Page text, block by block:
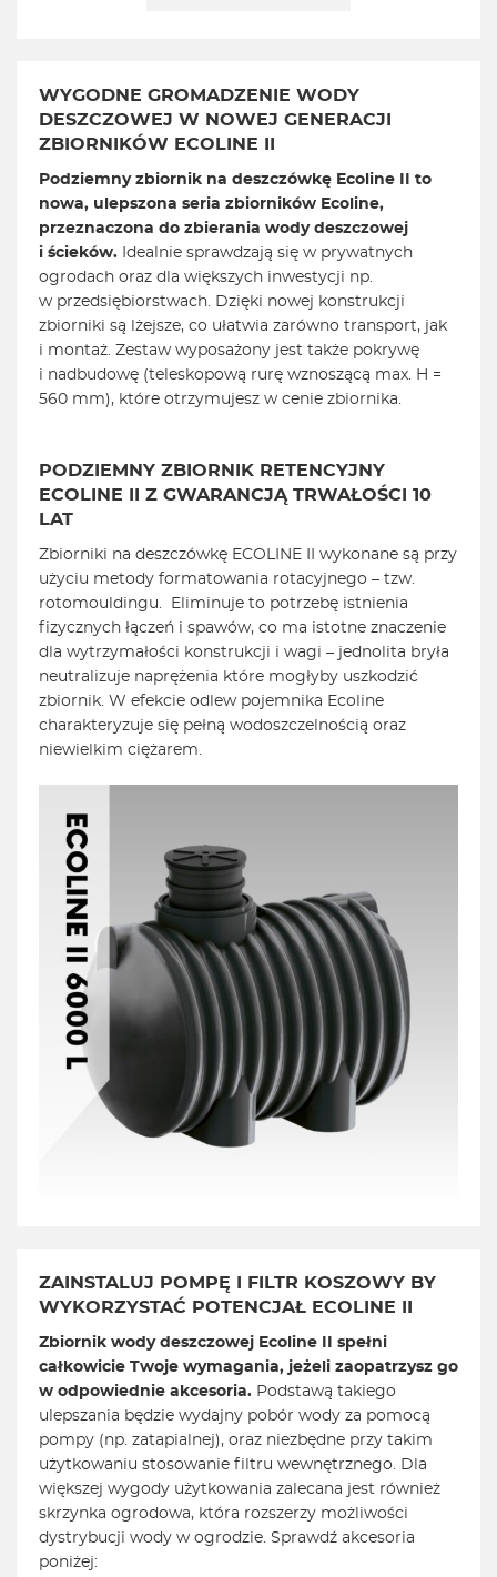
WYGODNE GROMADZENIE WODY
DESZCZOWEJ W NOWEJ GENERACJI
ZBIORNIKÓW ECOLINE II
Podziemny zbiornik na deszczówkę Ecoline II to
nowa, ulepszona seria zbiorników Ecoline,
przeznaczona do zbierania wody deszczowej
i ścieków. Idealnie sprawdzają się w prywatnych
ogrodach oraz dla większych inwestycji np.
w przedsiębiorstwach. Dzięki nowej konstrukcji
zbiorniki są lżejsze, co ułatwia zarówno transport, jak
i montaż. Zestaw wyposażony jest także pokrywę
i nadbudowę (teleskopową rurę wznoszącą max. H =
560 mm), które otrzymujesz w cenie zbiornika.
PODZIEMNY ZBIORNIK RETENCYJNY
ECOLINE II Z GWARANCJĄ TRWAŁOŚCI 10
LAT
Zbiorniki na deszczówkę ECOLINE II wykonane są przy
użyciu metody formatowania rotacyjnego – tzw.
rotomouldingu. Eliminuje to potrzebę istnienia
fizycznych łączeń i spawów, co ma istotne znaczenie
dla wytrzymałości konstrukcji i wagi – jednolita bryła
neutralizuje naprężenia które mogłyby uszkodzić
zbiornik. W efekcie odlew pojemnika Ecoline
charakteryzuje się pełną wodoszczelnością oraz
niewielkim ciężarem.
ZAINSTALUJ POMPĘ I FILTR KOSZOWY BY
WYKORZYSTAĆ POTENCJAŁ ECOLINE II
Zbiornik wody deszczowej Ecoline II spełni
całkowicie Twoje wymagania, jeżeli zaopatrzysz go
w odpowiednie akcesoria. Podstawą takiego
ulepszania będzie wydajny pobór wody za pomocą
pompy (np. zatapialnej), oraz niezbędne przy takim
użytkowaniu stosowanie filtru wewnętrznego. Dla
większej wygody użytkowania zalecana jest również
skrzynka ogrodowa, która rozszerzy możliwości
dystrybucji wody w ogrodzie. Sprawdź akcesoria
poniżej: